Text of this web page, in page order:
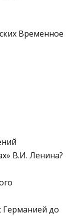
Временное
В.И. Ленина?
Германией до